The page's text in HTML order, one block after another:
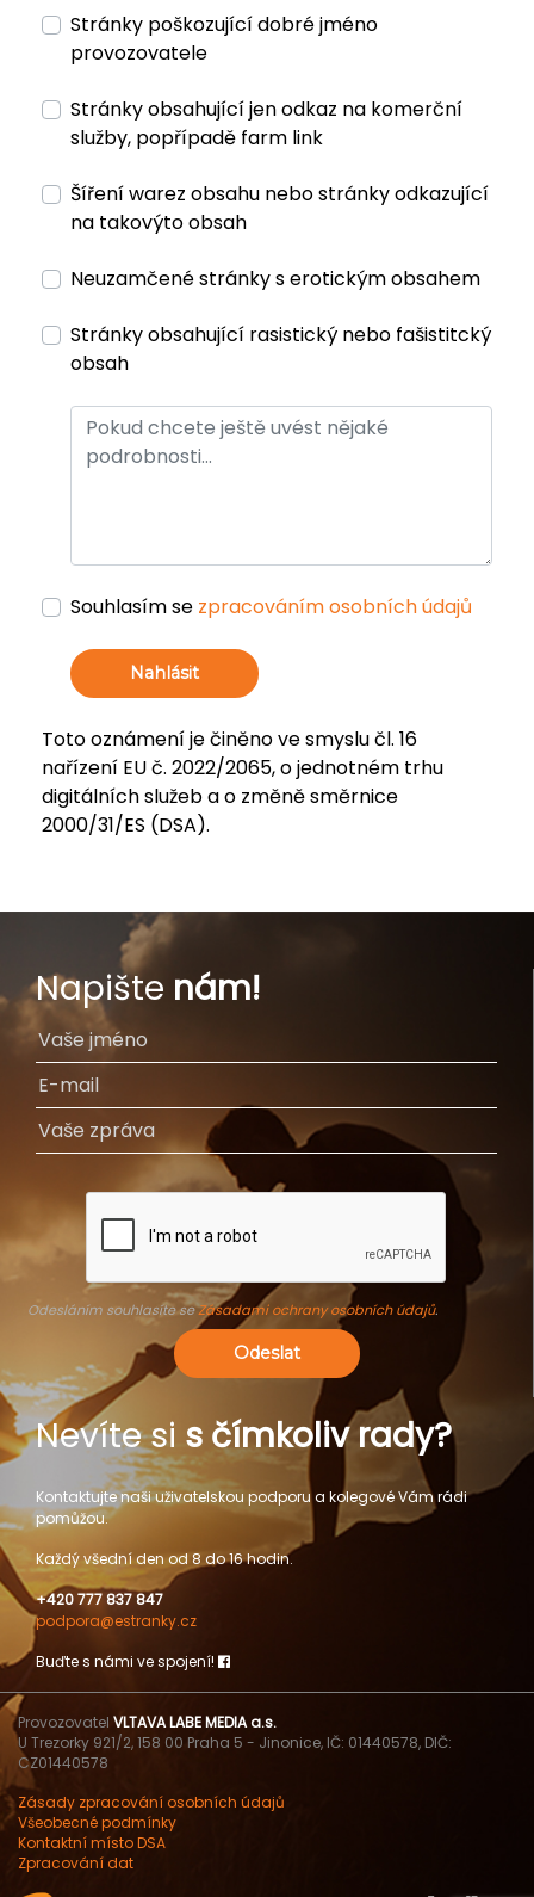
Stránky poškozující dobré jméno
provozovatele
Stránky obsahující jen odkaz na komerční
služby, popřípadě farm link
Šíření warez obsahu nebo stránky odkazující
na takovýto obsah
Neuzamčené stránky s erotickým obsahem
Stránky obsahující rasistický nebo fašistitcký
obsah
Souhlasím se zpracováním osobních údajů
Nahlásit
Toto oznámení je činěno ve smyslu čl. 16
nařízení EU č. 2022/2065, o jednotném trhu
digitálních služeb a o změně směrnice
2000/31/ES (DSA).
Napište nám!
Odesláním souhlasíte seZásadami ochrany osobních údajů.
Odeslat
Nevíte si s čímkoliv rady?
Kontaktujte naši uživatelskou podporu a kolegové Vám rádi
pomůžou.
Každý všední den od 8 do 16 hodin.
+420 777 837 847
podpora@estranky.cz
Buďte s námi ve spojení!
Provozovatel VLTAVA LABE MEDIA a.s.
U Trezorky 921/2, 158 00 Praha 5 - Jinonice, IČ: 01440578, DIČ:
CZ01440578
Zásady zpracování osobních údajů
Všeobecné podmínky
Kontaktní místo DSA
Zpracování dat